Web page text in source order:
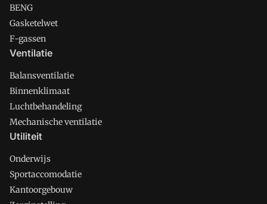
BENG
Gasketelwet
F-gassen
Ventilatie
Balansventilatie
Binnenklimaat
Luchtbehandeling
Mechanische ventilatie
Utiliteit
Onderwijs
Sportaccomodatie
Kantoorgebouw